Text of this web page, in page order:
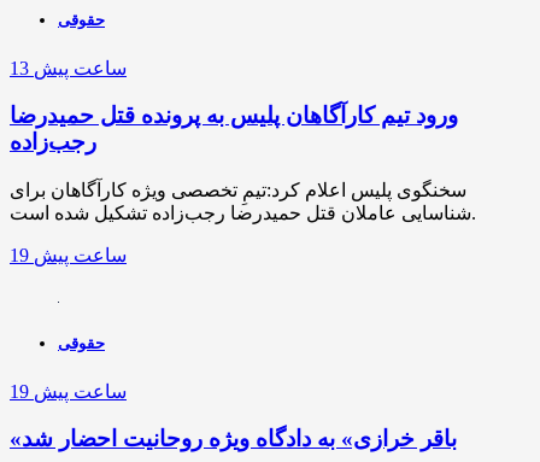
حقوقی
13 ساعت پیش
ورود تیم کارآگاهان پلیس به پرونده قتل حمیدرضا
رجب‌زاده
سخنگوی پلیس اعلام کرد:تیمِ تخصصی ویژه کارآگاهان برای
شناسایی عاملان قتل حمیدرضا رجب‌زاده تشکیل شده است.
19 ساعت پیش
حقوقی
19 ساعت پیش
«باقر خرازی» به دادگاه ویژه روحانیت احضار شد